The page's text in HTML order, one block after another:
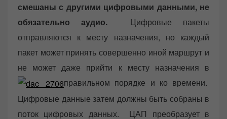
смешаны с другими цифровыми данными, не
обязательно аудио.
Цифровые пакеты
отправляются к месту назначения, но каждый
пакет может принять совершенно иной маршрут и
не может даже прийти к месту назначения в
правильном порядке и ко времени.
Цифровые данные затем должны быть собраны в
поток цифровых данных. ЦАП преобразует в